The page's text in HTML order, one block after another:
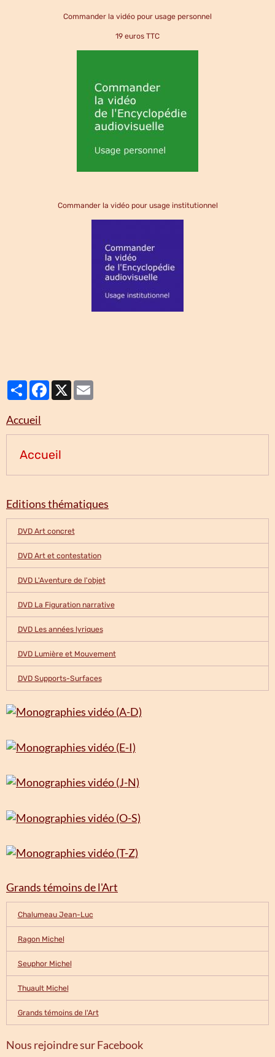
Commander la vidéo pour usage personnel
19 euros TTC
Commander la vidéo pour usage institutionnel
PartagerFacebook
Accueil
Accueil
Editions thématiques
DVD Art concret
DVD Art et contestation
DVD L'Aventure de l'objet
DVD La Figuration narrative
DVD Les années lyriques
DVD Lumière et Mouvement
DVD Supports-Surfaces
Grands témoins de l'Art
Chalumeau Jean-Luc
Ragon Michel
Seuphor Michel
Thuault Michel
Grands témoins de l'Art
Nous rejoindre sur Facebook